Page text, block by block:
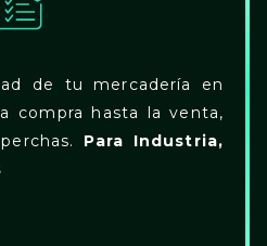
de tu mercadería en
compra hasta la venta,
Para Industria,